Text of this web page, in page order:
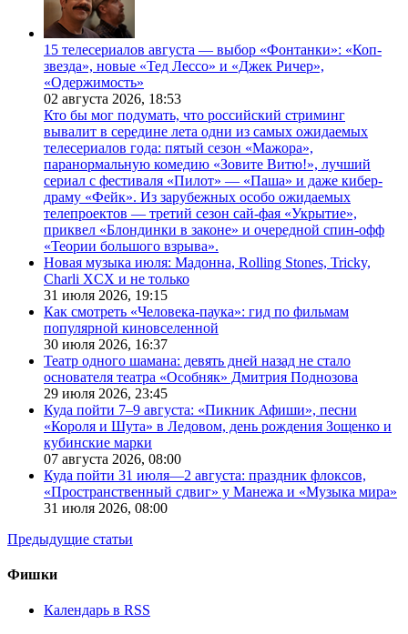
15 телесериалов августа — выбор «Фонтанки»: «Коп-
звезда», новые «Тед Лессо» и «Джек Ричер»,
«Одержимость»
02 августа 2026, 18:53
Кто бы мог подумать, что российский стриминг
вывалит в середине лета одни из самых ожидаемых
телесериалов года: пятый сезон «Мажора»,
паранормальную комедию «Зовите Витю!», лучший
сериал с фестиваля «Пилот» — «Паша» и даже кибер-
драму «Фейк». Из зарубежных особо ожидаемых
телепроектов — третий сезон сай-фая «Укрытие»,
приквел «Блондинки в законе» и очередной спин-офф
«Теории большого взрыва».
Новая музыка июля: Мадонна, Rolling Stones, Tricky,
Charli XCX и не только
31 июля 2026, 19:15
Как смотреть «Человека-паука»: гид по фильмам
популярной киновселенной
30 июля 2026, 16:37
Театр одного шамана: девять дней назад не стало
основателя театра «Особняк» Дмитрия Поднозова
29 июля 2026, 23:45
Куда пойти 7–9 августа: «Пикник Афиши», песни
«Короля и Шута» в Ледовом, день рождения Зощенко и
кубинские марки
07 августа 2026, 08:00
Куда пойти 31 июля—2 августа: праздник флоксов,
«Пространственный сдвиг» у Манежа и «Музыка мира»
31 июля 2026, 08:00
Предыдущие статьи
Фишки
Календарь в RSS